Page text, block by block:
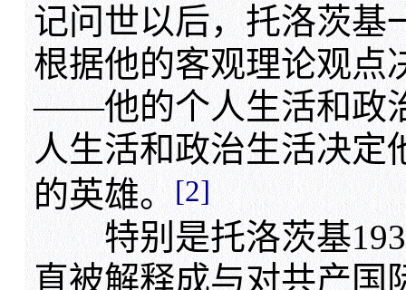
记问世以后，托洛茨基
根据他的客观理论观
——他的个人生活和政
人生活和政治生活决定
的英雄。
[2]
特别是托洛茨基
直被解释成与对共产国